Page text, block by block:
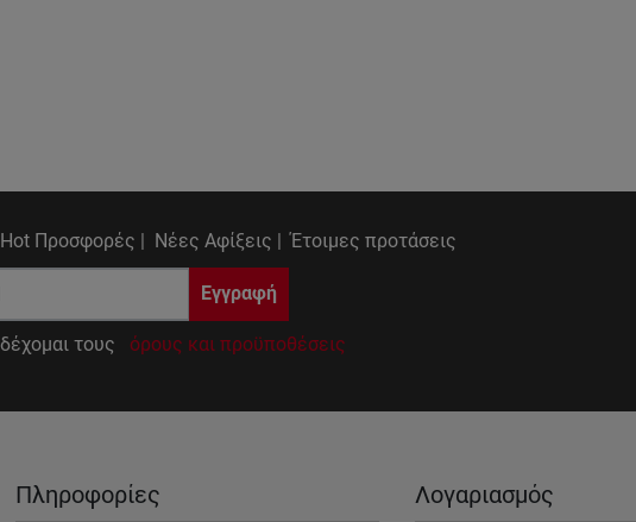
Hot Προσφορές | Νέες Αφίξεις | Έτοιμες προτάσεις
Εγγραφή
τους όρους και προϋποθέσεις
Πληροφορίες Λογαριασμός